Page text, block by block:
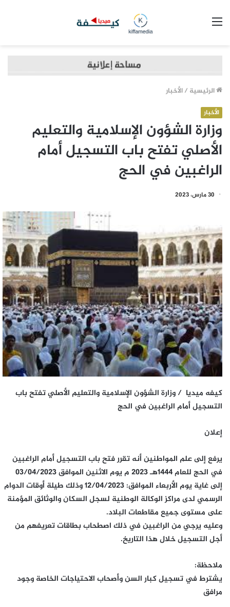
الرئيسية /الأخبار
الأخبار
وزارة الشؤون الإسلامية والتعليم
الأصلي تفتح باب التسجيل أمام
الراغبين في الحج
30 مارس، 2023
كيفه ميديا / وزارة الشؤون الإسلامية والتعليم الأصلي تفتح باب
التسجيل أمام الراغبين في الحج
إعلان
يرفع إلى علم المواطنين أنه تقرر فتح باب التسجيل أمام الراغبين
في الحج للعام 1444هـ 2023 م يوم الاثنين الموافق 03/04/2023
إلى غاية يوم الأربعاء الموافق: 12/04/2023 وذلك طيلة أوقات الدوام
الرسمي لدى مراكز الوكالة الوطنية لسجل السكان والوثائق المؤمنة
على مستوى جميع مقاطعات البلاد.
وعليه يرجي من الراغبين في ذلك اصطحاب بطاقات تعريفهم من
أجل التسجيل خلال هذا التاريخ.
ملاحظة:
يشترط في تسجيل كبار السن وأصحاب الاحتياجات الخاصة وجود
مرافق